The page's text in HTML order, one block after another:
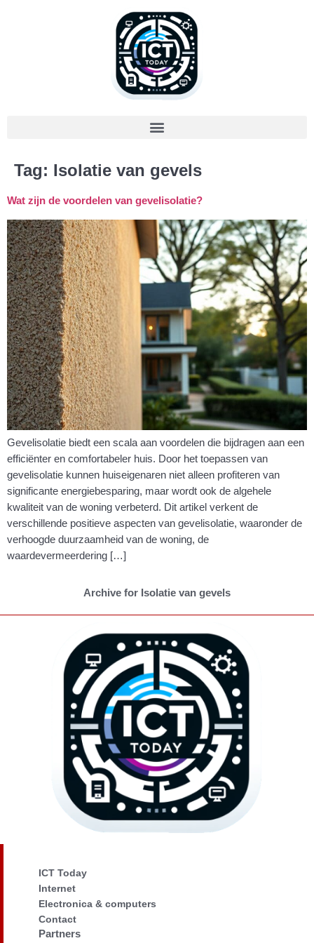
Tag: Isolatie van gevels
Wat zijn de voordelen van gevelisolatie?
Gevelisolatie biedt een scala aan voordelen die bijdragen aan een
efficiënter en comfortabeler huis. Door het toepassen van
gevelisolatie kunnen huiseigenaren niet alleen profiteren van
significante energiebesparing, maar wordt ook de algehele
kwaliteit van de woning verbeterd. Dit artikel verkent de
verschillende positieve aspecten van gevelisolatie, waaronder de
verhoogde duurzaamheid van de woning, de
waardevermeerdering […]
Archive for Isolatie van gevels
ICT Today
Internet
Electronica & computers
Contact
Partners